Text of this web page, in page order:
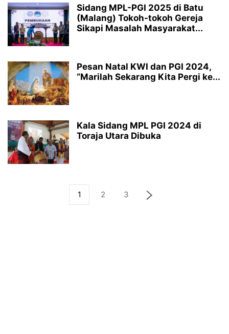
Sidang MPL-PGI 2025 di Batu
(Malang) Tokoh-tokoh Gereja
Sikapi Masalah Masyarakat...
Pesan Natal KWI dan PGI 2024,
“Marilah Sekarang Kita Pergi ke...
Kala Sidang MPL PGI 2024 di
Toraja Utara Dibuka
1 2 3